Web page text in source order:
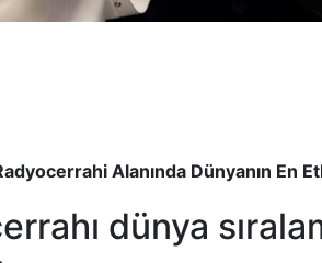
Alanında Dünyanın En
dünya